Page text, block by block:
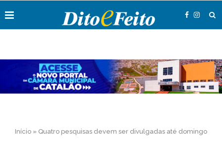
Início » Quatro pesquisas devem ser divulgadas até domingo